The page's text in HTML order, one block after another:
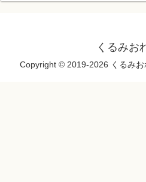
くるみお
Copyright © 2019-2026 くるみお